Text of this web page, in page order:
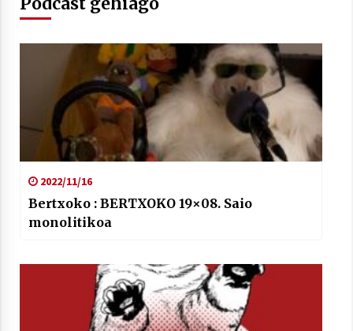
Berria egunkarian elkarrizketa
Arrosaren 20 urteez
2021/07/06
Hala Bedi irratiko Hizpidea saioan
Arrosaren 20 urteez
Zebrabidearen denboraldi amaiera
EHZtik
2022/11/16
Bertxoko : BERTXOKO 19×08. Saio
monolitikoa